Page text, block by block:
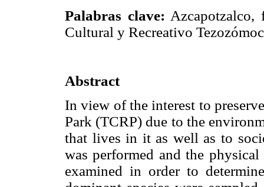
Palabras clave: Azcapotzalco,
Cultural y Recreativo
Abstract
In view of the interest to
Park (TCRP) due to the
that lives in it as well as to
was performed and the
examined in order to